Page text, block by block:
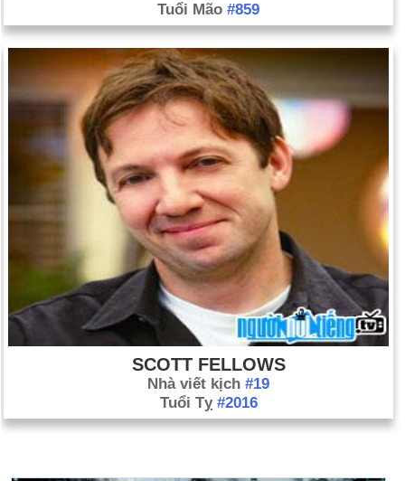
Tuổi Mão #859
SCOTT FELLOWS
Nhà viết kịch #19
Tuổi Tỵ #2016